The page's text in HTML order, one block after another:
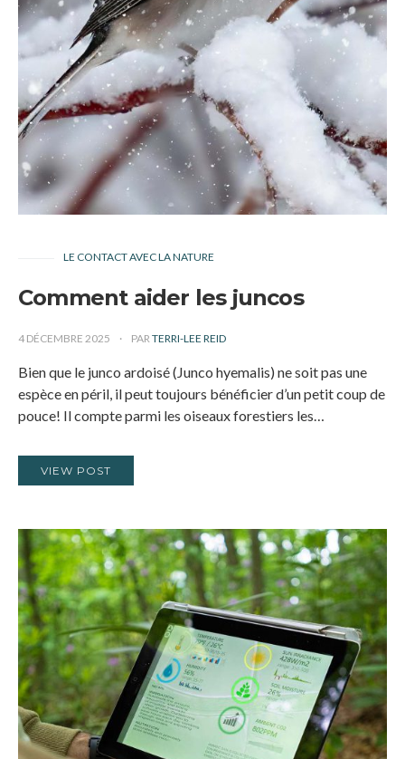
LE CONTACT AVEC LA NATURE
Comment aider les juncos
4 DÉCEMBRE 2025 PARTERRI-LEE REID
Bien que le junco ardoisé (Junco hyemalis) ne soit pas une
espèce en péril, il peut toujours bénéficier d’un petit coup de
pouce! Il compte parmi les oiseaux forestiers les…
VIEW POST